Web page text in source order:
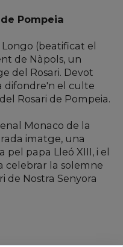
Pompeia
(beatificat el
de Nàpols, un
del Rosari. Devot
difondre'n el culte
Rosari de Pompeia.
Monaco de la
imatge, una
papa Lleó XIII, i el
celebrar la solemne
de Nostra Senyora